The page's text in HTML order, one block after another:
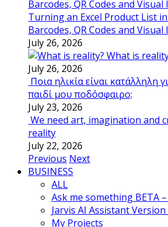
Turning an Excel Product List
Barcodes, QR Codes and
July 26, 2026
What is
July 26, 2026
Ποια ηλικία είναι κατάλληλη
παιδί μου ποδόσφαιρο;
July 23, 2026
We need art, imagination and
reality
July 22, 2026
Previous Next
BUSINESS
ALL
Ask me something BETA
Jarvis AI Assistant Version
My Projects